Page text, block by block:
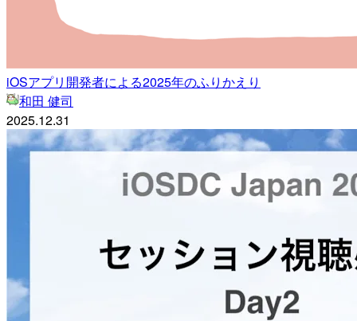
iOSアプリ開発者による2025年のふりかえり
和田 健司
2025.12.31